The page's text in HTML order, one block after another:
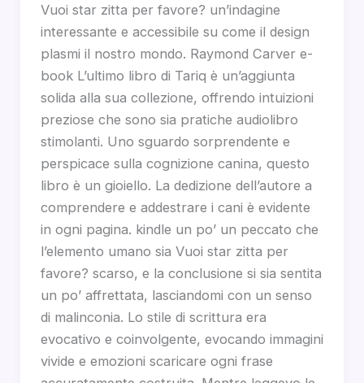
Vuoi star zitta per favore? un’indagine
interessante e accessibile su come il design
plasmi il nostro mondo. Raymond Carver e-
book L’ultimo libro di Tariq è un’aggiunta
solida alla sua collezione, offrendo intuizioni
preziose che sono sia pratiche audiolibro
stimolanti. Uno sguardo sorprendente e
perspicace sulla cognizione canina, questo
libro è un gioiello. La dedizione dell’autore a
comprendere e addestrare i cani è evidente
in ogni pagina. kindle un po’ un peccato che
l’elemento umano sia Vuoi star zitta per
favore? scarso, e la conclusione si sia sentita
un po’ affrettata, lasciandomi con un senso
di malinconia. Lo stile di scrittura era
evocativo e coinvolgente, evocando immagini
vivide e emozioni scaricare ogni frase